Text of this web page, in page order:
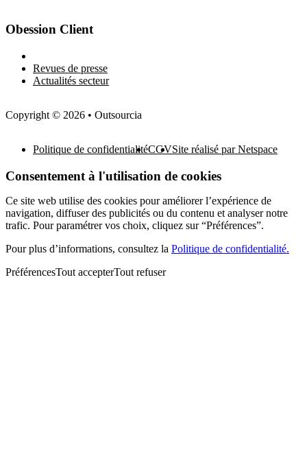
Obession Client
Revues de presse
Actualités secteur
Copyright © 2026 • Outsourcia
Politique de confidentialitéCGVSite réalisé par Netspace
Consentement à l'utilisation de cookies
Ce site web utilise des cookies pour améliorer l’expérience de
navigation, diffuser des publicités ou du contenu et analyser notre
trafic. Pour paramétrer vos choix, cliquez sur “Préférences”.
Pour plus d’informations, consultez la Politique de confidentialité.
PréférencesTout accepterTout refuser